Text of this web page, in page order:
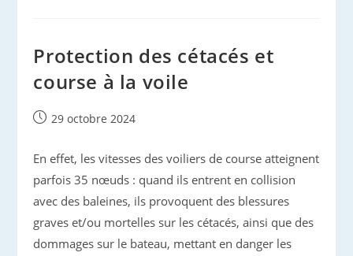
De
Gascogne
2024
Protection des cétacés et
course à la voile
Publication
29 octobre 2024
En effet, les vitesses des voiliers de course atteignent
parfois 35 nœuds : quand ils entrent en collision
avec des baleines, ils provoquent des blessures
graves et/ou mortelles sur les cétacés, ainsi que des
dommages sur le bateau, mettant en danger les